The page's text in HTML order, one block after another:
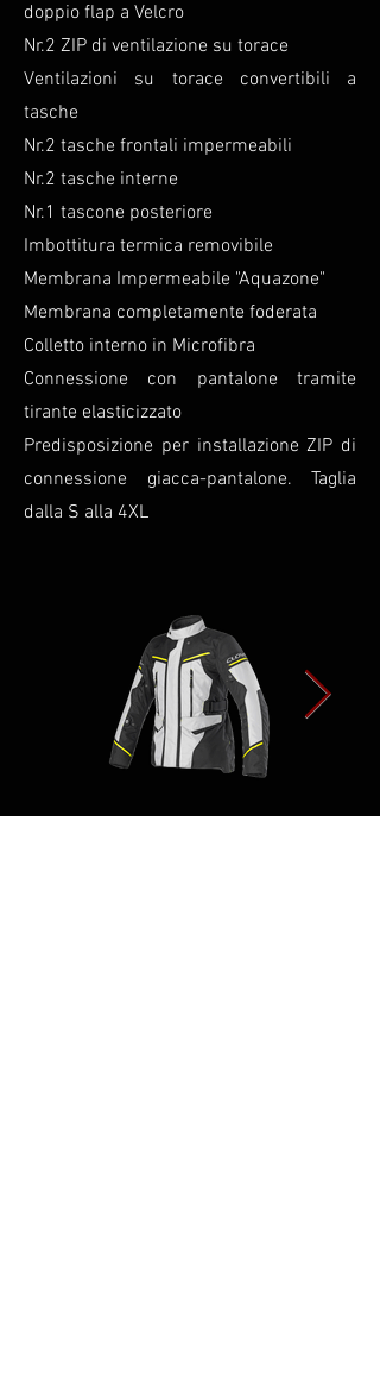
doppio flap a Velcro
Nr.2 ZIP di ventilazione su torace
Ventilazioni su torace convertibili a
tasche
Nr.2 tasche frontali impermeabili
Nr.2 tasche interne
Nr.1 tascone posteriore
Imbottitura termica removibile
Membrana Impermeabile "Aquazone"
Membrana completamente foderata
Colletto interno in Microfibra
Connessione con pantalone tramite
tirante elasticizzato
Predisposizione per installazione ZIP di
connessione giacca-pantalone. Taglia
dalla S alla 4XL